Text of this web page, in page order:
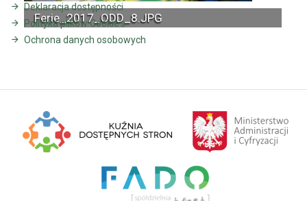
Ferie_2017_ODD_8.JPG
Deklaracja dostępności
Polityka plików Cookie's
Ochrona danych osobowych